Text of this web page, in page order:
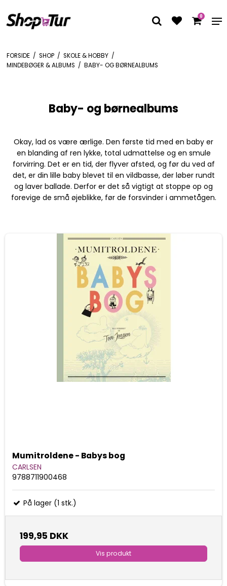
0
FORSIDE / SHOP / SKOLE & HOBBY /
MINDEBØGER & ALBUMS / BABY- OG BØRNEALBUMS
Baby- og børnealbums
Okay, lad os være ærlige. Den første tid med en baby er
en blanding af ren lykke, total udmattelse og en smule
forvirring. Det er en tid, der flyver afsted, og før du ved af
det, er din lille baby blevet til en vildbasse, der løber rundt
og laver ballade. Derfor er det så vigtigt at stoppe op og
forevige de små øjeblikke, før de forsvinder i ammetågen.
Mumitroldene - Babys bog
CARLSEN
9788711900468
På lager (1 stk.)
199,95 DKK
Vis produkt